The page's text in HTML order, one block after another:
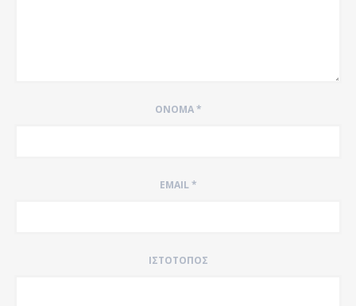
ΌΝΟΜΑ*
EMAIL*
ΙΣΤΌΤΟΠΟΣ